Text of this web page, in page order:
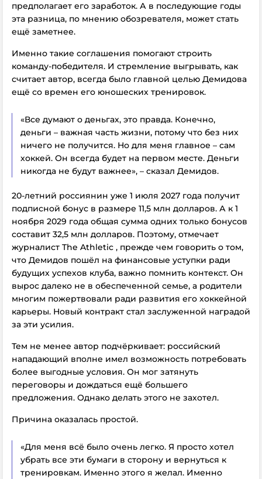
предполагает его заработок. А в последующие годы
эта разница, по мнению обозревателя, может стать
ещё заметнее.
Именно такие соглашения помогают строить
команду-победителя. И стремление выгрывать, как
считает автор, всегда было главной целью Демидова
ещё со времен его юношеских тренировок.
«Все думают о деньгах, это правда. Конечно,
деньги – важная часть жизни, потому что без них
ничего не получится. Но для меня главное – сам
хоккей. Он всегда будет на первом месте. Деньги
никогда не будут важнее», – сказал Демидов.
20-летний россиянин уже 1 июля 2027 года получит
подписной бонус в размере 11,5 млн долларов. А к 1
ноября 2029 года общая сумма одних только бонусов
составит 32,5 млн долларов. Поэтому, отмечает
журналист The Athletic , прежде чем говорить о том,
что Демидов пошёл на финансовые уступки ради
будущих успехов клуба, важно помнить контекст. Он
вырос далеко не в обеспеченной семье, а родители
многим пожертвовали ради развития его хоккейной
карьеры. Новый контракт стал заслуженной наградой
за эти усилия.
Тем не менее автор подчёркивает: российский
нападающий вполне имел возможность потребовать
более выгодные условия. Он мог затянуть
переговоры и дождаться ещё большего
предложения. Однако делать этого не захотел.
Причина оказалась простой.
«Для меня всё было очень легко. Я просто хотел
убрать все эти бумаги в сторону и вернуться к
тренировкам. Именно этого я желал. Именно